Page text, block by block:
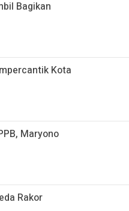
Bagikan
Kota
Maryono
Rakor